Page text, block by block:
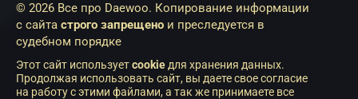
© 2026 Все про Daewoo. Копирование информации
с сайта строго запрещено и преследуется в
судебном порядке
Этот сайт используетcookieдля хранения данных.
Продолжая использовать сайт, вы даете свое согласие
на работу с этими файлами, а так же принимаете все